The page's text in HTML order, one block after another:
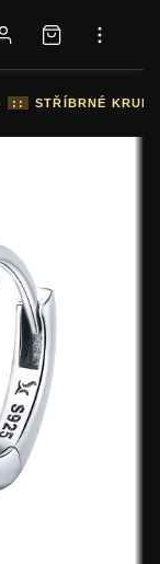
:: STŘÍBRNÉ